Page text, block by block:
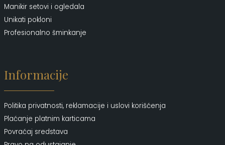
Manikir setovi i ogledala
Unikati pokloni
Profesionalno šminkanje
Informacije
Politika privatnosti, reklamacije i uslovi korišćenja
Plaćanje platnim karticama
Povraćaj sredstava